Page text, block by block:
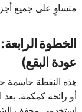
متساوٍ على جميع
الخطوة
عودة البقع)
هذه النقطة حاسمة
أو رائحة كمكمة. بعد